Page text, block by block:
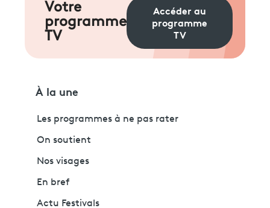
Votre
programme
TV
Accéder au
programme
TV
À la une
Les programmes à ne pas rater
On soutient
Nos visages
En bref
Actu Festivals